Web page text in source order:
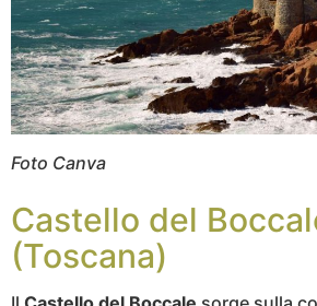
Foto Canva
Castello del
(Toscana)